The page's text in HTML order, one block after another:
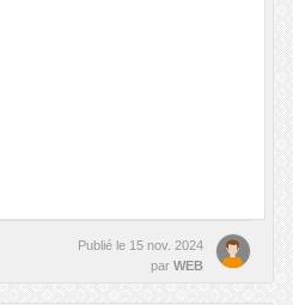
Publié le 15 nov. 2024
par WEB